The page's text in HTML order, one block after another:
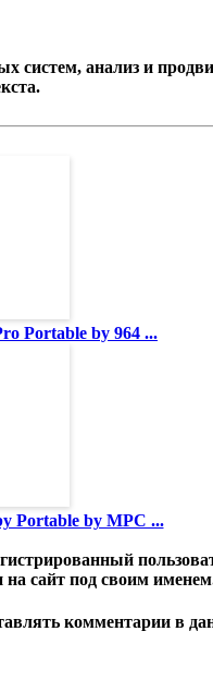
систем, анализ и
Portable by 964 ...
Portable by MPC ...
сайт под своим
комментарии в